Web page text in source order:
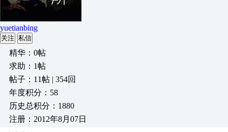
yuetianbing
关注 私信
精华：0帖
求助：1帖
帖子：11帖 | 354回
年度积分：58
历史总积分：1880
注册：2012年8月07日